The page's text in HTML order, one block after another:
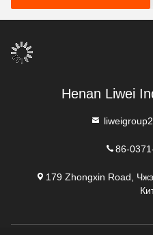
EPDM и нитриловым
материалом для
производительности
Henan Liwei
86-
179 Zhongxin Road,